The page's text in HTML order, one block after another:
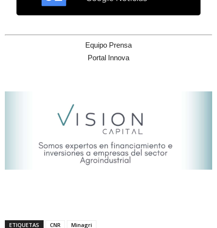
Equipo Prensa
Portal Innova
ETIQUETAS CNR Minagri